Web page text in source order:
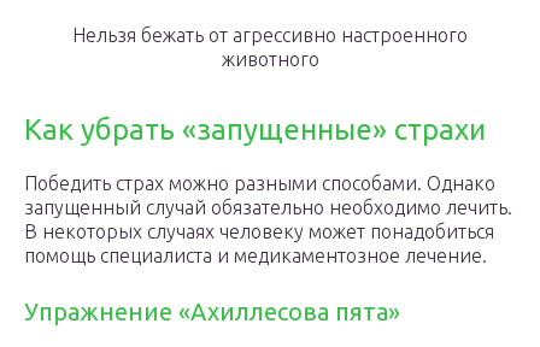
Нельзя бежать от агрессивно настроенного
животного
Как убрать «запущенные» страхи
Победить страх можно разными способами. Однако
запущенный случай обязательно необходимо лечить.
В некоторых случаях человеку может понадобиться
помощь специалиста и медикаментозное лечение.
Упражнение «Ахиллесова пята»